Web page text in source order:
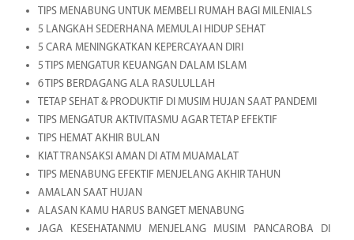
TIPS MENABUNG UNTUK MEMBELI RUMAH BAGI MILENIALS
5 LANGKAH SEDERHANA MEMULAI HIDUP SEHAT
5 CARA MENINGKATKAN KEPERCAYAAN DIRI
5 TIPS MENGATUR KEUANGAN DALAM ISLAM
6 TIPS BERDAGANG ALA RASULULLAH
TETAP SEHAT & PRODUKTIF DI MUSIM HUJAN SAAT PANDEMI
TIPS MENGATUR AKTIVITASMU AGAR TETAP EFEKTIF
TIPS HEMAT AKHIR BULAN
KIAT TRANSAKSI AMAN DI ATM MUAMALAT
TIPS MENABUNG EFEKTIF MENJELANG AKHIR TAHUN
AMALAN SAAT HUJAN
ALASAN KAMU HARUS BANGET MENABUNG
JAGA KESEHATANMU MENJELANG MUSIM PANCAROBA DI